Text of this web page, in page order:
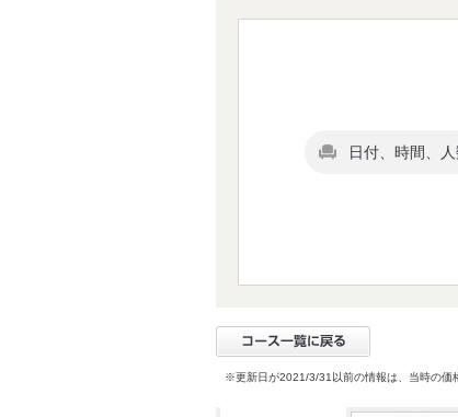
日付、時間、
※更新日が2021/3/31以前の情報は、当時の価